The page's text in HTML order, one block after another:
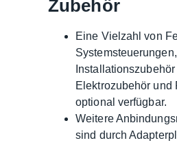
Zubehör
Eine Vielzahl von
Systemsteuerungen,
Elektrozubehör und
optional verfügbar.
Weitere
sind durch